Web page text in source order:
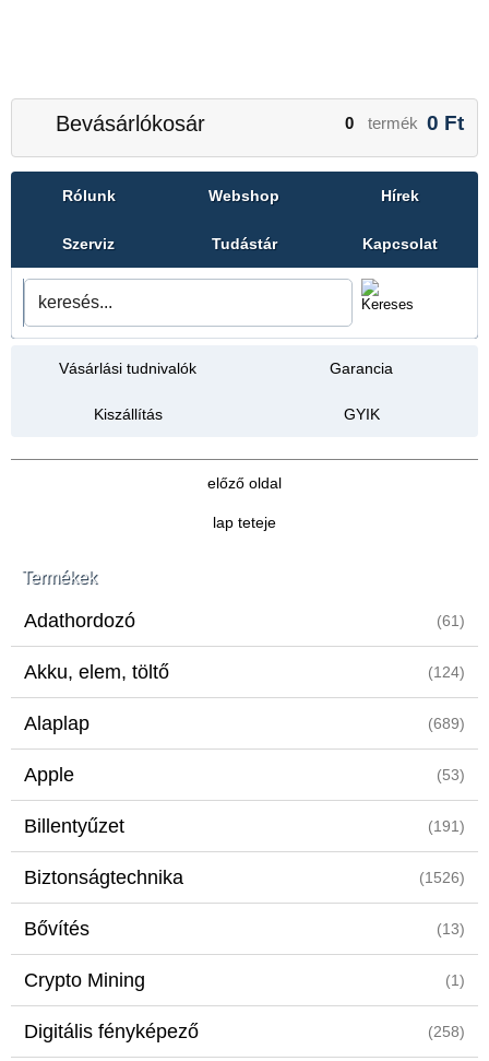
Bevásárlókosár 0 termék 0 Ft
Rólunk Webshop Hírek
Szerviz Tudástár Kapcsolat
Vásárlási tudnivalók Garancia
Kiszállítás GYIK
Termékek
Adathordozó (61)
Akku, elem, töltő (124)
Alaplap (689)
Apple (53)
Billentyűzet (191)
Biztonságtechnika (1526)
Bővítés (13)
Crypto Mining (1)
Digitális fényképező (258)
előző oldal
lap teteje